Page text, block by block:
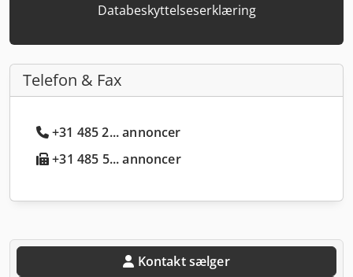
Databeskyttelseserklæring
Telefon & Fax
+31 485 2... annoncer
+31 485 5... annoncer
Kontakt sælger